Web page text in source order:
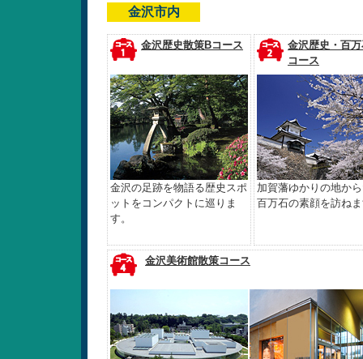
金沢市内
金沢歴史散策Bコース
金沢の足跡を物語る歴史スポ
ットをコンパクトに巡りま
す。
金沢歴史・百
コース
加賀藩ゆかりの地か
百万石の素顔を訪ね
金沢美術館散策コース